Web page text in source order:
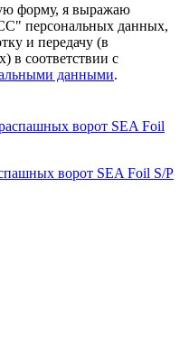
форму, я выражаю
персональных данных,
и передачу (в
в соответствии с
данными.
ворот SEA Foil S/P